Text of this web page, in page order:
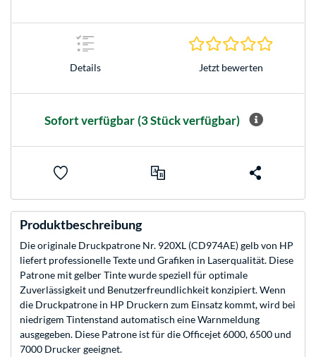
Details Jetzt bewerten
Sofort verfügbar (3 Stück verfügbar)
Produktbeschreibung
Die originale Druckpatrone Nr. 920XL (CD974AE) gelb von HP
liefert professionelle Texte und Grafiken in Laserqualität. Diese
Patrone mit gelber Tinte wurde speziell für optimale
Zuverlässigkeit und Benutzerfreundlichkeit konzipiert. Wenn
die Druckpatrone in HP Druckern zum Einsatz kommt, wird bei
niedrigem Tintenstand automatisch eine Warnmeldung
ausgegeben. Diese Patrone ist für die Officejet 6000, 6500 und
7000 Drucker geeignet.